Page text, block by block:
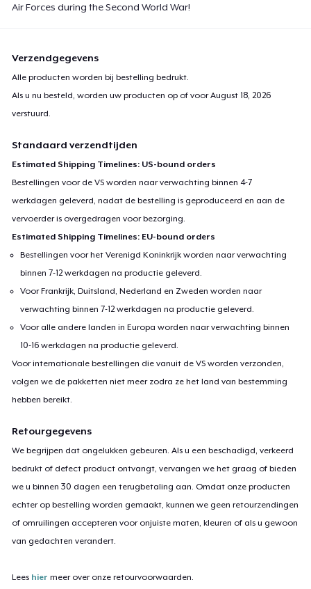
Air Forces during the Second World War!
Verzendgegevens
Alle producten worden bij bestelling bedrukt.
Als u nu besteld, worden uw producten op of voorAugust 18, 2026
verstuurd.
Standaard verzendtijden
Estimated Shipping Timelines: US-bound orders
Bestellingen voor de VS worden naar verwachting binnen 4-7
werkdagen geleverd, nadat de bestelling is geproduceerd en aan de
vervoerder is overgedragen voor bezorging.
Estimated Shipping Timelines: EU-bound orders
Bestellingen voor het Verenigd Koninkrijk worden naar verwachting
binnen 7-12 werkdagen na productie geleverd.
Voor Frankrijk, Duitsland, Nederland en Zweden worden naar
verwachting binnen 7-12 werkdagen na productie geleverd.
Voor alle andere landen in Europa worden naar verwachting binnen
10-16 werkdagen na productie geleverd.
Voor internationale bestellingen die vanuit de VS worden verzonden,
volgen we de pakketten niet meer zodra ze het land van bestemming
hebben bereikt.
Retourgegevens
We begrijpen dat ongelukken gebeuren. Als u een beschadigd, verkeerd
bedrukt of defect product ontvangt, vervangen we het graag of bieden
we u binnen 30 dagen een terugbetaling aan. Omdat onze producten
echter op bestelling worden gemaakt, kunnen we geen retourzendingen
of omruilingen accepteren voor onjuiste maten, kleuren of als u gewoon
van gedachten verandert.
Lees hier meer over onze retourvoorwaarden.